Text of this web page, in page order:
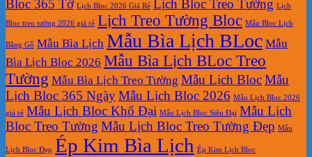
Bloc 365 Tờ Lịch Bloc 2026 Giá Rẻ Lịch Bloc Treo Tường Lịch
Bloc treo tường 2026 giá rẻ Lịch Treo Tường Bloc Mẫu Bloc Lịch
Bằng Gỗ Mẫu Bìa Lịch Mẫu Bìa Lịch BLoc Mẫu
Bìa Lịch Bloc 2026 Mẫu Bìa Lịch BLoc Treo
Tường Mẫu Bìa Lịch Treo Tường Mẫu Lịch BlocMẫu
Lịch Bloc 365 NgàyMẫu Lịch Bloc 2026 Mẫu Lịch Bloc 2026
giá rẻ Mẫu Lịch Bloc Khổ Đại Mẫu Lịch Bloc Siêu Đại Mẫu Lịch
Bloc Treo Tường Mẫu Lịch Bloc Treo Tường Đẹp Mẫu
Lịch Bloc Đẹp Ép Kim Bìa Lịch Ép Kim Lịch Bloc